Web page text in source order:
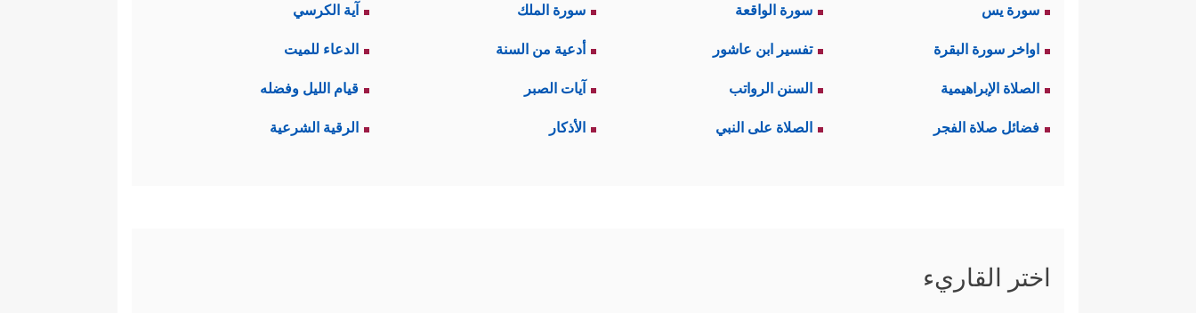
سورة يس سورة الواقعة سورة الملك آية الكرسي
اواخر سورة البقرة تفسير ابن عاشور أدعية من السنة الدعاء للميت
الصلاة الإبراهيمية السنن الرواتب آيات الصبر قيام الليل وفضله
فضائل صلاة الفجر الصلاة على النبي الأذكار الرقية الشرعية
اختر القاريء